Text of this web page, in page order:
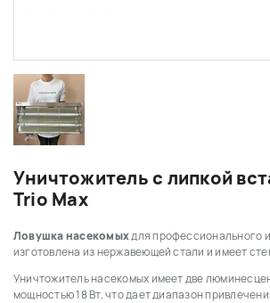
Уничтожитель с липкой
Trio Max
Ловушка насекомыхдля профессионального
изготовлена из нержавеющей стали и имеет
Уничтожитель насекомых имеет две
мощностью 18 Вт, что дает диапазон